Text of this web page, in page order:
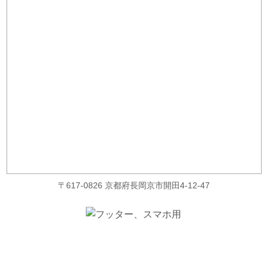
〒617-0826 京都府長岡京市開田4-12-47